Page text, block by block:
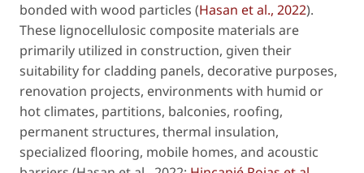
bonded with wood particles (Hasan et al., 2022).
These lignocellulosic composite materials are
primarily utilized in construction, given their
suitability for cladding panels, decorative purposes,
renovation projects, environments with humid or
hot climates, partitions, balconies, roofing,
permanent structures, thermal insulation,
specialized flooring, mobile homes, and acoustic